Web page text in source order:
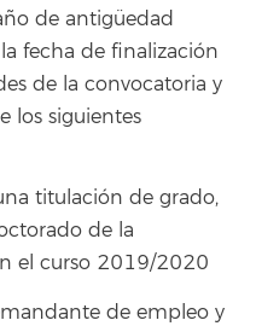
de antigüedad
fecha de finalización
de la convocatoria y
los siguientes
titulación de grado,
de la
el curso 2019/2020
de empleo y